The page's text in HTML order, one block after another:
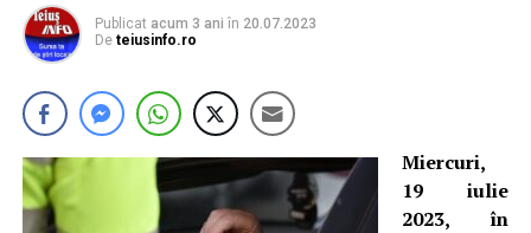
Publicat acum 3 ani în 20.07.2023
De teiusinfo.ro
Miercuri,
19 iulie
2023, în